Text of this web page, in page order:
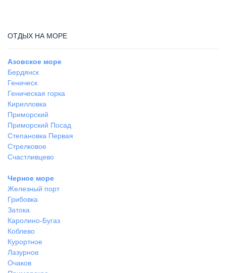
ОТДЫХ НА МОРЕ
Азовское море
Бердянск
Геническ
Геническая горка
Кирилловка
Приморский
Приморский Посад
Степановка Первая
Стрелковое
Счастливцево
Черное море
Железный порт
Грибовка
Затока
Каролино-Бугаз
Коблево
Курортное
Лазурное
Очаков